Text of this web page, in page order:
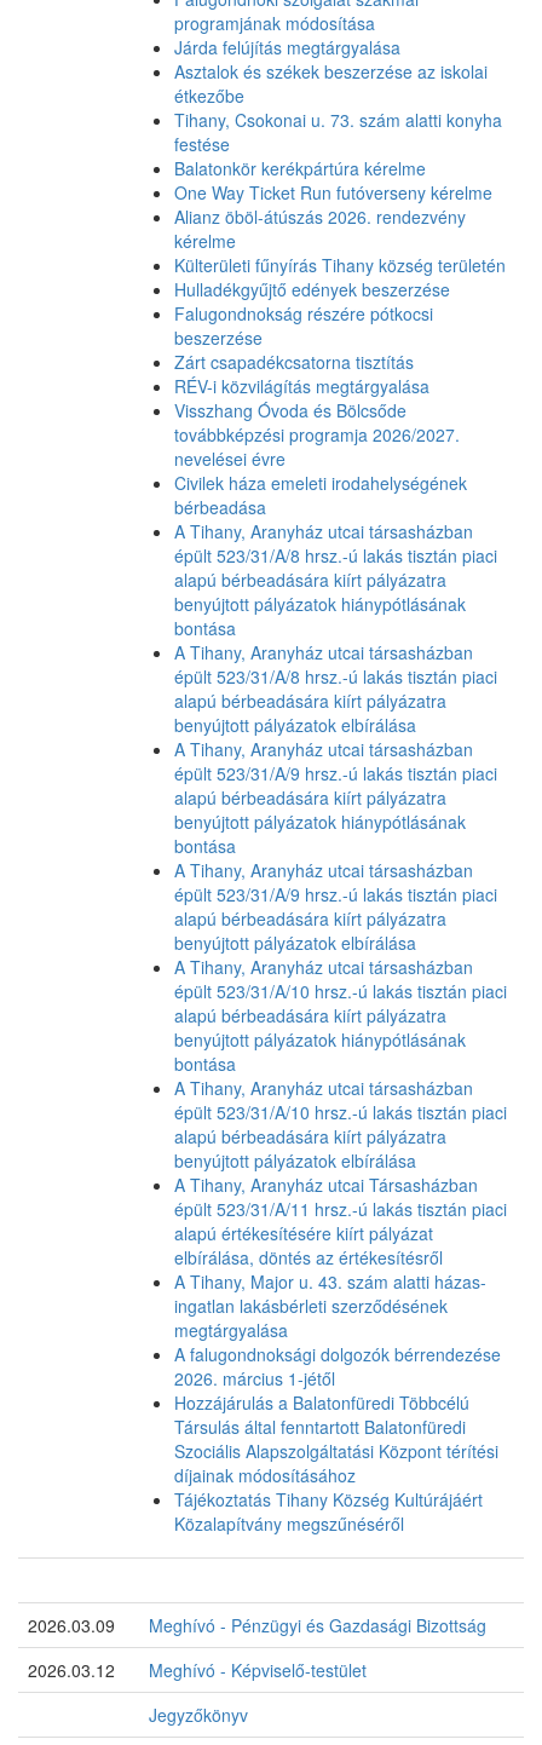
programjának módosítása
Járda felújítás megtárgyalása
Asztalok és székek beszerzése az iskolai
étkezőbe
Tihany, Csokonai u. 73. szám alatti konyha
festése
Balatonkör kerékpártúra kérelme
One Way Ticket Run futóverseny kérelme
Alianz öböl-átúszás 2026. rendezvény
kérelme
Külterületi fűnyírás Tihany község területén
Hulladékgyűjtő edények beszerzése
Falugondnokság részére pótkocsi
beszerzése
Zárt csapadékcsatorna tisztítás
RÉV-i közvilágítás megtárgyalása
Visszhang Óvoda és Bölcsőde
továbbképzési programja 2026/2027.
nevelései évre
Civilek háza emeleti irodahelységének
bérbeadása
A Tihany, Aranyház utcai társasházban
épült 523/31/A/8 hrsz.-ú lakás tisztán piaci
alapú bérbeadására kiírt pályázatra
benyújtott pályázatok hiánypótlásának
bontása
A Tihany, Aranyház utcai társasházban
épült 523/31/A/8 hrsz.-ú lakás tisztán piaci
alapú bérbeadására kiírt pályázatra
benyújtott pályázatok elbírálása
A Tihany, Aranyház utcai társasházban
épült 523/31/A/9 hrsz.-ú lakás tisztán piaci
alapú bérbeadására kiírt pályázatra
benyújtott pályázatok hiánypótlásának
bontása
A Tihany, Aranyház utcai társasházban
épült 523/31/A/9 hrsz.-ú lakás tisztán piaci
alapú bérbeadására kiírt pályázatra
benyújtott pályázatok elbírálása
A Tihany, Aranyház utcai társasházban
épült 523/31/A/10 hrsz.-ú lakás tisztán piaci
alapú bérbeadására kiírt pályázatra
benyújtott pályázatok hiánypótlásának
bontása
A Tihany, Aranyház utcai társasházban
épült 523/31/A/10 hrsz.-ú lakás tisztán piaci
alapú bérbeadására kiírt pályázatra
benyújtott pályázatok elbírálása
A Tihany, Aranyház utcai Társasházban
épült 523/31/A/11 hrsz.-ú lakás tisztán piaci
alapú értékesítésére kiírt pályázat
elbírálása, döntés az értékesítésről
A Tihany, Major u. 43. szám alatti házas-
ingatlan lakásbérleti szerződésének
megtárgyalása
A falugondnoksági dolgozók bérrendezése
2026. március 1-jétől
Hozzájárulás a Balatonfüredi Többcélú
Társulás által fenntartott Balatonfüredi
Szociális Alapszolgáltatási Központ térítési
díjainak módosításához
Tájékoztatás Tihany Község Kultúrájáért
Közalapítvány megszűnéséről
2026.03.09
Meghívó - Pénzügyi és Gazdasági Bizottság
2026.03.12
Meghívó - Képviselő-testület
Jegyzőkönyv